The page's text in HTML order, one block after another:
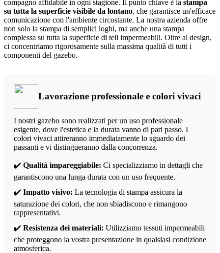
compagno affidabile in ogni stagione. Il punto chiave è la stampa
su tutta la superficie visibile da lontano, che garantisce un'efficace
comunicazione con l'ambiente circostante. La nostra azienda offre
non solo la stampa di semplici loghi, ma anche una stampa
complessa su tutta la superficie di teli impermeabili. Oltre al design,
ci concentriamo rigorosamente sulla massima qualità di tutti i
componenti del gazebo.
Lavorazione professionale e colori vivaci
I nostri gazebo sono realizzati per un uso professionale
esigente, dove l'estetica e la durata vanno di pari passo. I
colori vivaci attireranno immediatamente lo sguardo dei
passanti e vi distingueranno dalla concorrenza.
✔️ Qualità impareggiabile: Ci specializziamo in dettagli che
garantiscono una lunga durata con un uso frequente.
✔️ Impatto visivo: La tecnologia di stampa assicura la
saturazione dei colori, che non sbiadiscono e rimangono
rappresentativi.
✔️ Resistenza dei materiali: Utilizziamo tessuti impermeabili
che proteggono la vostra presentazione in qualsiasi condizione
atmosferica.